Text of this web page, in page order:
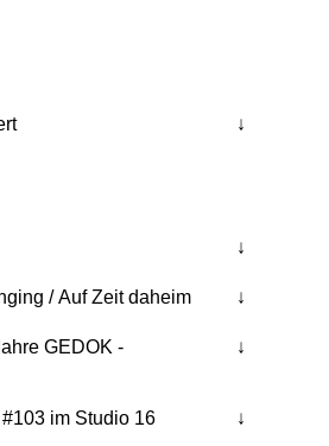
/ Auf Zeit daheim
GEDOK -
im Studio 16